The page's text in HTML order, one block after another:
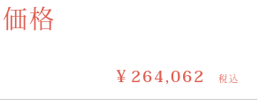
格
￥264,062 税込